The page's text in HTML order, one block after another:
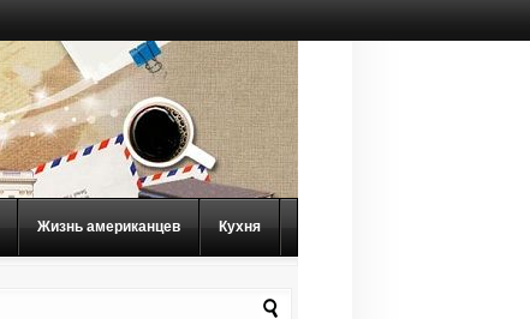
Жизнь американцев Кухня